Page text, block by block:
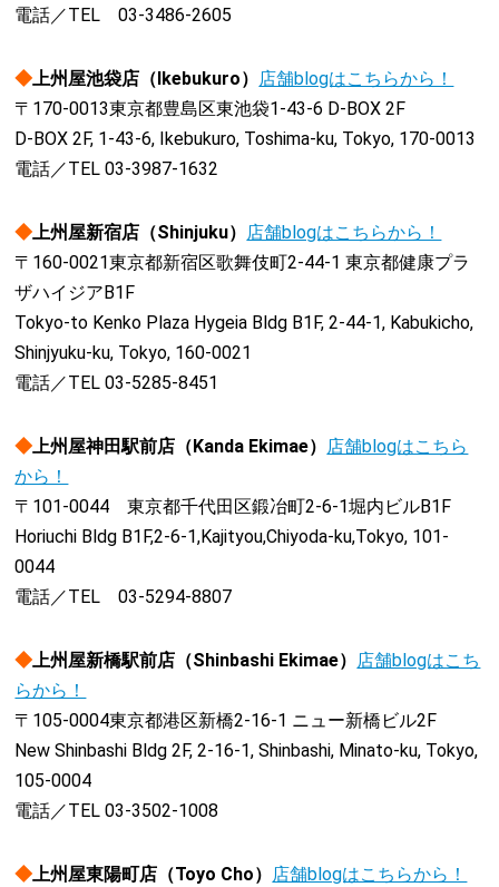
電話／TEL 03-3486-2605
◆上州屋池袋店（Ikebukuro） 店舗blogはこちらから！
〒170-0013東京都豊島区東池袋1-43-6 D-BOX 2F
D-BOX 2F, 1-43-6, Ikebukuro, Toshima-ku, Tokyo, 170-0013
電話／TEL 03-3987-1632
◆上州屋新宿店（Shinjuku） 店舗blogはこちらから！
〒160-0021東京都新宿区歌舞伎町2-44-1 東京都健康プラ
ザハイジアB1F
Tokyo-to Kenko Plaza Hygeia Bldg B1F, 2-44-1, Kabukicho,
Shinjyuku-ku, Tokyo, 160-0021
電話／TEL 03-5285-8451
◆上州屋神田駅前店（Kanda Ekimae） 店舗blogはこちら
から！
〒101-0044 東京都千代田区鍛冶町2-6-1堀内ビルB1F
Horiuchi Bldg B1F,2-6-1,Kajityou,Chiyoda-ku,Tokyo, 101-
0044
電話／TEL 03-5294-8807
◆上州屋新橋駅前店（Shinbashi Ekimae） 店舗blogはこち
らから！
〒105-0004東京都港区新橋2-16-1 ニュー新橋ビル2F
New Shinbashi Bldg 2F, 2-16-1, Shinbashi, Minato-ku, Tokyo,
105-0004
電話／TEL 03-3502-1008
◆上州屋東陽町店（Toyo Cho） 店舗blogはこちらから！